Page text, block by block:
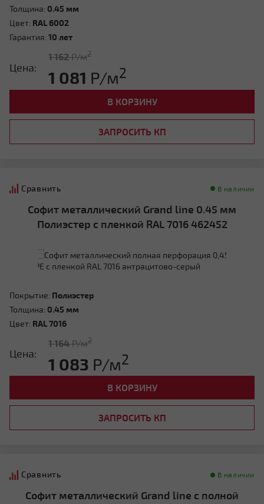
Толщина: 0.45 мм
Цвет: RAL 6002
Гарантия: 10 лет
Цена:
1 162Р/м2
1 081 Р/м2
В КОРЗИНУ
ЗАПРОСИТЬ КП
Сравнить В наличии
Софит металлический Grand line 0.45 мм
Полиэстер с пленкой RAL 7016 462452
Покрытие: Полиэстер
Толщина: 0.45 мм
Цвет: RAL 7016
Цена:
1 164Р/м2
1 083 Р/м2
В КОРЗИНУ
ЗАПРОСИТЬ КП
Сравнить В наличии
Софит металлический Grand line с полной